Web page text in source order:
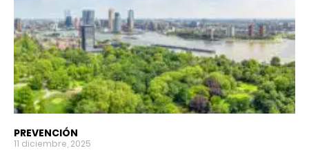
PREVENCIÓN
11 diciembre, 2025